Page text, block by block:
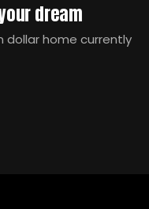
dream
dollar home currently